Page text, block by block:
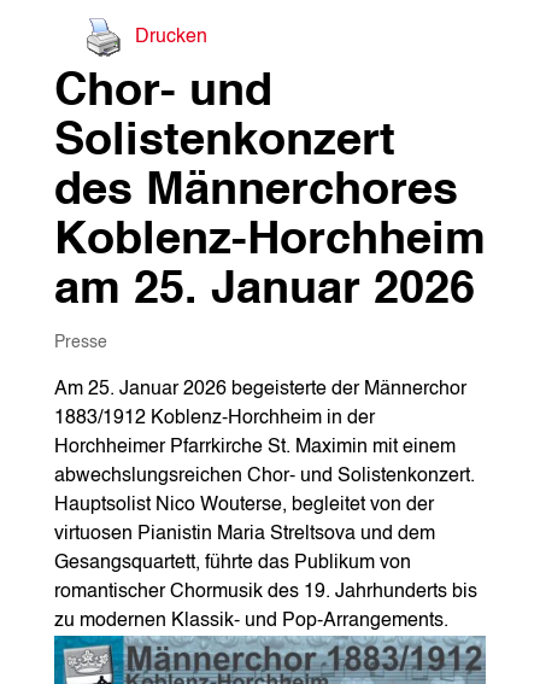
Drucken
Chor- und
Solistenkonzert
des Männerchores
Koblenz-Horchheim
am 25. Januar 2026
Presse
Am 25. Januar 2026 begeisterte der Männerchor
1883/1912 Koblenz-Horchheim in der
Horchheimer Pfarrkirche St. Maximin mit einem
abwechslungsreichen Chor‑ und Solistenkonzert.
Hauptsolist Nico Wouterse, begleitet von der
virtuosen Pianistin Maria Streltsova und dem
Gesangsquartett, führte das Publikum von
romantischer Chormusik des 19. Jahrhunderts bis
zu modernen Klassik‑ und Pop‑Arrangements.